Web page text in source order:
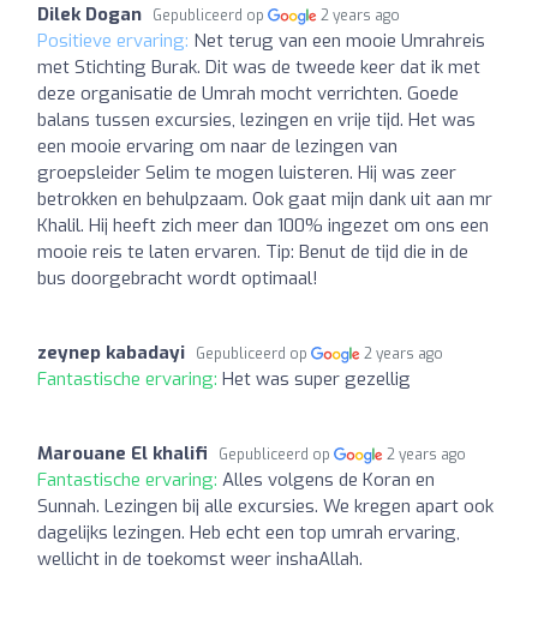
Dilek Dogan Gepubliceerd op 2 years ago
Positieve ervaring: Net terug van een mooie Umrahreis
met Stichting Burak. Dit was de tweede keer dat ik met
deze organisatie de Umrah mocht verrichten. Goede
balans tussen excursies, lezingen en vrije tijd. Het was
een mooie ervaring om naar de lezingen van
groepsleider Selim te mogen luisteren. Hij was zeer
betrokken en behulpzaam. Ook gaat mijn dank uit aan mr
Khalil. Hij heeft zich meer dan 100% ingezet om ons een
mooie reis te laten ervaren. Tip: Benut de tijd die in de
bus doorgebracht wordt optimaal!
zeynep kabadayi Gepubliceerd op 2 years ago
Fantastische ervaring: Het was super gezellig
Marouane El khalifi Gepubliceerd op 2 years ago
Fantastische ervaring: Alles volgens de Koran en
Sunnah. Lezingen bij alle excursies. We kregen apart ook
dagelijks lezingen. Heb echt een top umrah ervaring,
wellicht in de toekomst weer inshaAllah.